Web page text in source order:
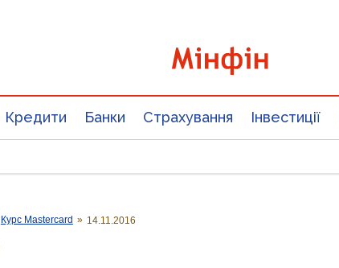
Кредити Банки Страхування Інвестиції
Курс Mastercard » 14.11.2016